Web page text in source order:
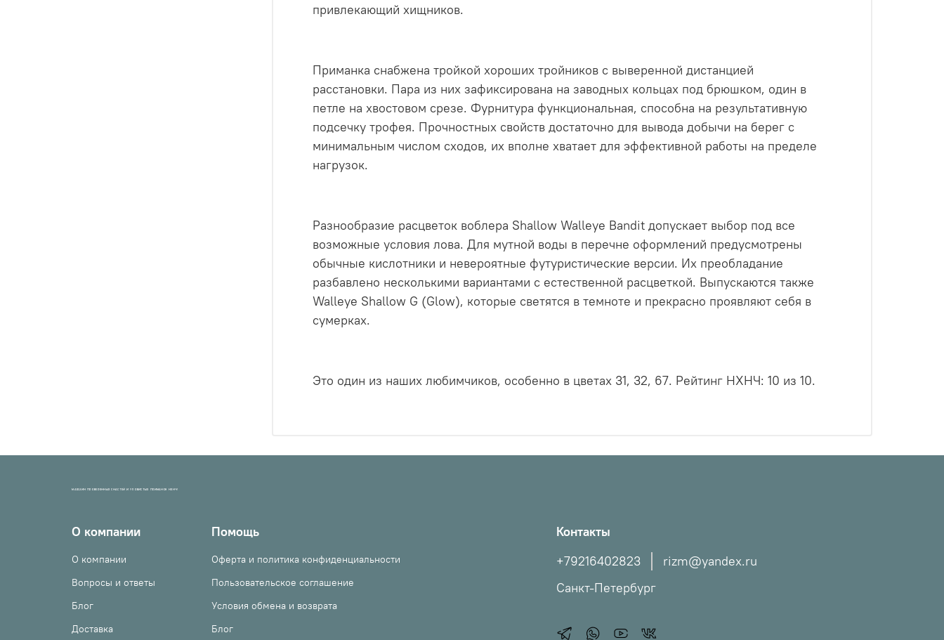
привлекающий хищников.
Приманка снабжена тройкой хороших тройников с выверенной дистанцией
расстановки. Пара из них зафиксирована на заводных кольцах под брюшком, один в
петле на хвостовом срезе. Фурнитура функциональная, способна на результативную
подсечку трофея. Прочностных свойств достаточно для вывода добычи на берег с
минимальным числом сходов, их вполне хватает для эффективной работы на пределе
нагрузок.
Разнообразие расцветок воблера Shallow Walleye Bandit допускает выбор под все
возможные условия лова. Для мутной воды в перечне оформлений предусмотрены
обычные кислотники и невероятные футуристические версии. Их преобладание
разбавлено несколькими вариантами с естественной расцветкой. Выпускаются также
Walleye Shallow G (Glow), которые светятся в темноте и прекрасно проявляют себя в
сумерках.
Это один из наших любимчиков, особенно в цветах 31, 32, 67. Рейтинг НХНЧ:10 из 10.
МАГАЗИН ПРОВЕРЕННЫХ СНАСТЕЙ И УЛОВИСТЫХ ПРИМАНОК НХНЧ!
О компании
О компании
Вопросы и ответы
Блог
Доставка
Помощь
Оферта и политика конфиденциальности
Пользовательское соглашение
Условия обмена и возврата
Блог
Контакты
+79216402823
rizm@yandex.ru
Санкт-Петербург